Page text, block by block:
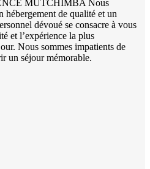
MUTCHIMBA Nous
hébergement de qualité et un
dévoué se consacre à vous
et l’expérience la plus
Nous sommes impatients de
un séjour mémorable.